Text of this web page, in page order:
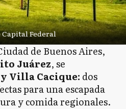
Federal
de Buenos Aires,
Juárez, se
Villa Cacique: dos
para una escapada
y comida regionales.